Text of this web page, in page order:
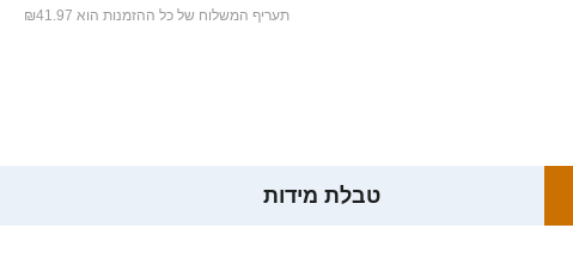
תעריף המשלוח של כל ההזמנות הוא ₪41.97
טבלת מידות